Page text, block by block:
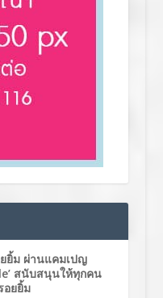
ยิ้ม ผ่านแคมเปญ
สนับสนุนให้ทุกคน
ยยิ้ม